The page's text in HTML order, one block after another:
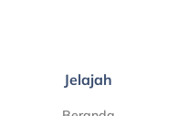
Jelajah